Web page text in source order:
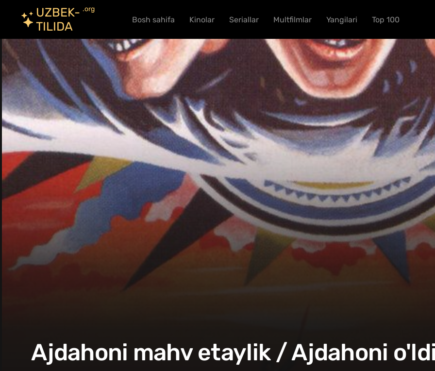
UZBEK-
TILIDA
.org
Bosh sahifa Kinolar Seriallar Multfilmlar Yangilari Top 100
Ajdahoni mahv etaylik / Ajdahoni